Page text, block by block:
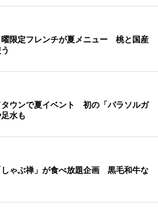
曜限定フレンチが夏メニュー 桃と国産
タウンで夏イベント 初の「パラソルガ
水も
しゃぶ禅」が食べ放題企画 黒毛和牛な